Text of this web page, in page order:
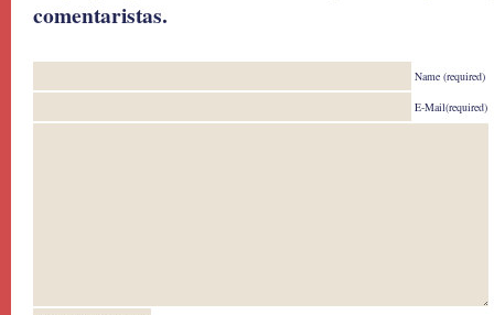
comentaristas.
Name (required)
E-Mail(required)